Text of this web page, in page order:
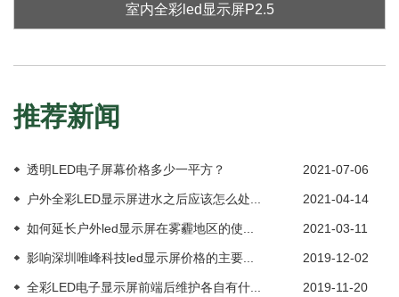
室内全彩led显示屏P2.5
推荐新闻
透明LED电子屏幕价格多少一平方？ 2021-07-06
户外全彩LED显示屏进水之后应该怎么处... 2021-04-14
如何延长户外led显示屏在雾霾地区的使... 2021-03-11
影响深圳唯峰科技led显示屏价格的主要... 2019-12-02
全彩LED电子显示屏前端后维护各自有什... 2019-11-20